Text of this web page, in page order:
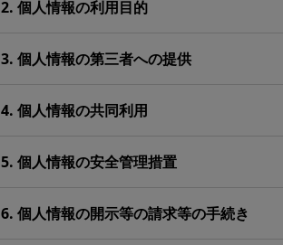
2. 個人情報の利用目的
3. 個人情報の第三者への提供
4. 個人情報の共同利用
5. 個人情報の安全管理措置
6. 個人情報の開示等の請求等の手続き